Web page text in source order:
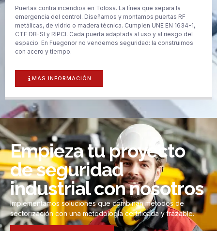
Puertas contra incendios en Tolosa. La línea que separa la
emergencia del control. Diseñamos y montamos puertas RF
metálicas, de vidrio o madera técnica. Cumplen UNE EN 1634-1,
CTE DB-SI y RIPCI. Cada puerta adaptada al uso y al riesgo del
espacio. En Fuegonor no vendemos seguridad: la construimos
con acero y tiempo.
MAS INFORMACIÓN
Empieza tu proyecto
de seguridad
industrial con nosotros
Implementamos soluciones que combinan métodos de
sectorización con una metodología certificada y trazable.